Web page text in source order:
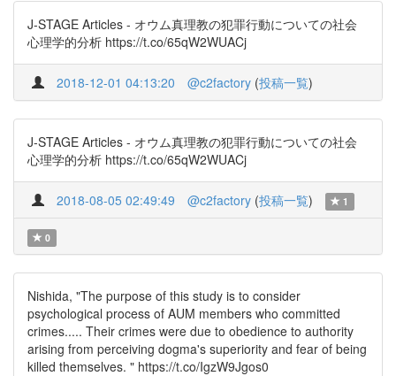
J-STAGE Articles - オウム真理教の犯罪行動についての社会
心理学的分析 https://t.co/65qW2WUACj
2018-12-01 04:13:20 @c2factory (投稿一覧)
J-STAGE Articles - オウム真理教の犯罪行動についての社会
心理学的分析 https://t.co/65qW2WUACj
2018-08-05 02:49:49 @c2factory (投稿一覧) 1
0
Nishida, "The purpose of this study is to consider
psychological process of AUM members who committed
crimes..... Their crimes were due to obedience to authority
arising from perceiving dogma's superiority and fear of being
killed themselves. " https://t.co/IgzW9Jgos0